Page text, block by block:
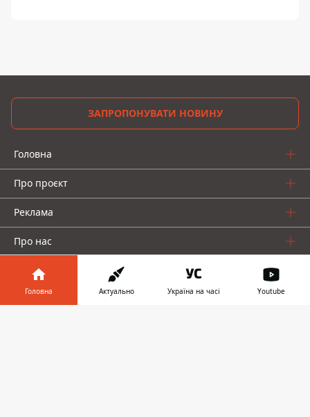
ЗАПРОПОНУВАТИ НОВИНУ
Головна
Про проєкт
Реклама
Про нас
Головна Актуально Україна на часі Youtube